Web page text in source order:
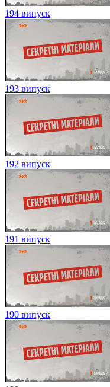
194 випуск
193 випуск
192 випуск
191 випуск
190 випуск